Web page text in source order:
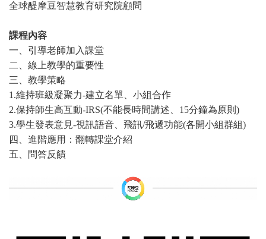
全球醍摩豆智慧教育研究院顧問
課程內容
一、引導老師加入課堂
二、線上教學的重要性
三、教學策略
1.維持班級凝聚力-建立名單、小組合作
2.保持師生高互動-IRS(不能長時間講述、15分鐘為原則)
3.學生發表意見-視訊語音、飛訊/飛遞功能(各開小組群組)
四、進階應用：翻轉課堂介紹
五、問答反饋